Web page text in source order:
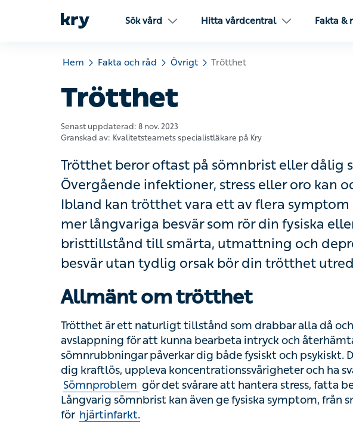
Sök vård Hitta vårdcentral Fakta &
Hem Fakta och råd Övrigt Trötthet
Trötthet
Senast uppdaterad:8 nov. 2023
Granskad av: Kvalitetsteamets specialistläkare på Kry
Trötthet beror oftast på sömnbrist eller dålig
infektioner, stress eller oro kan också göra dig trött.
ett av flera symptom som är kopplade till mer
din fysiska eller psykiska hälsa – från bristtillstånd
och depression. Vid långvariga besvär utan tydlig
utredas av vården.
Allmänt om trötthet
Trötthet är ett naturligt tillstånd som drabbar alla då och då.
avslappning för att kunna bearbeta intryck och återhämta
sömnrubbningar påverkar dig både fysiskt och psykiskt. Du
kraftlös, uppleva koncentrationssvårigheter och ha svårt att
Sömnproblemgör det svårare att hantera stress, fatta
Långvarig sömnbrist kan även ge fysiska symptom, från
hjärtinfarkt.